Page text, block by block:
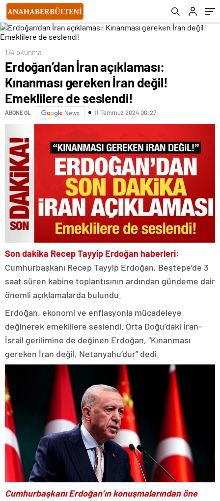
174 okunma
Erdoğan’dan İran açıklaması:
Kınanması gereken İran değil!
Emeklilere de seslendi!
ABONE OL News 11 Temmuz 2024 00:27
Son dakika Recep Tayyip Erdoğan haberleri:
Cumhurbaşkanı Recep Tayyip Erdoğan, Beştepe’de 3
saat süren kabine toplantısının ardından gündeme dair
önemli açıklamalarda bulundu.
Erdoğan, ekonomi ve enflasyonla mücadeleye
değinerek emeklilere seslendi. Orta Doğu’daki İran-
İsrail gerilimine de değinen Erdoğan, “Kınanması
gereken İran değil, Netanyahu’dur” dedi.
Cumhurbaşkanı Erdoğan’ın konuşmalarından öne